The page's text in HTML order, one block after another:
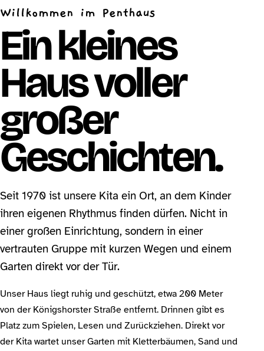
Willkommen im Penthaus
Ein kleines
Haus voller
großer
Geschichten.
Seit 1970 ist unsere Kita ein Ort, an dem Kinder
ihren eigenen Rhythmus finden dürfen. Nicht in
einer großen Einrichtung, sondern in einer
vertrauten Gruppe mit kurzen Wegen und einem
Garten direkt vor der Tür.
Unser Haus liegt ruhig und geschützt, etwa 200 Meter
von der Königshorster Straße entfernt. Drinnen gibt es
Platz zum Spielen, Lesen und Zurückziehen. Direkt vor
der Kita wartet unser Garten mit Kletterbäumen, Sand und